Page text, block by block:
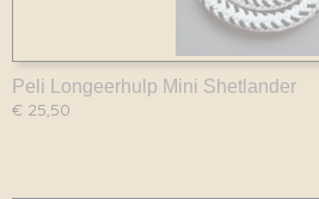
Peli Longeerhulp Mini Shetlander
€ 25,50